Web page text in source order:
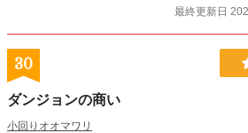
最終更新日
30
ダンジョンの商い
小回りオオマワリ